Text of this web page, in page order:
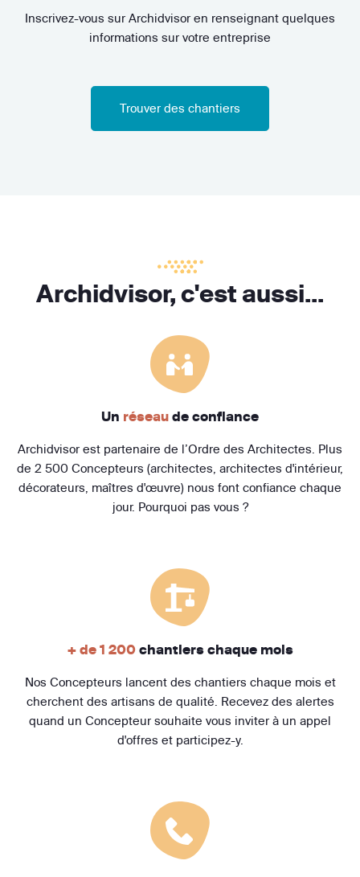
Inscrivez-vous sur Archidvisor en renseignant quelques
informations sur votre entreprise
Trouver des chantiers
Archidvisor, c'est aussi...
Un réseau de confiance
Archidvisor est partenaire de l’Ordre des Architectes. Plus
de 2 500 Concepteurs (architectes, architectes d'intérieur,
décorateurs, maîtres d'œuvre) nous font confiance chaque
jour. Pourquoi pas vous ?
+ de 1 200chantiers chaque mois
Nos Concepteurs lancent des chantiers chaque mois et
cherchent des artisans de qualité. Recevez des alertes
quand un Concepteur souhaite vous inviter à un appel
d'offres et participez-y.